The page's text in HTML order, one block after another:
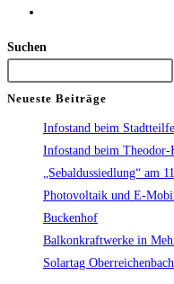
Seite
Suchen
Neueste Beiträge
Infostand beim
Infostand beim Theodor-
„Sebaldussiedlung“ am
Photovoltaik und E-
Buckenhof
Balkonkraftwerke in
Solartag